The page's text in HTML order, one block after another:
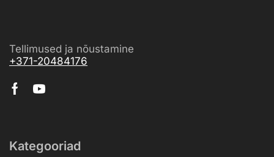
Tellimused ja nõustamine
+371-20484176
Kategooriad